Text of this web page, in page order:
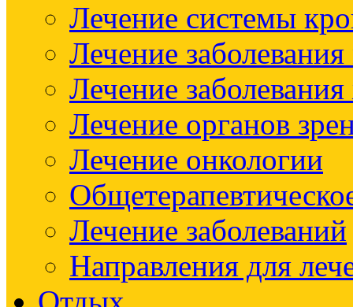
Лечение системы
Лечение
Лечение
Лечение органов
Лечение онкологии
Лечение заболеваний
Направления для